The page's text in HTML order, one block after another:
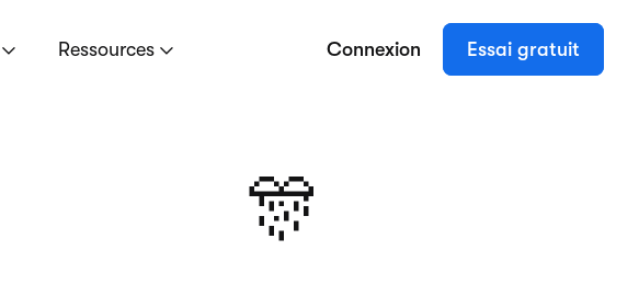
Ressources Connexion Essai gratuit
🎊